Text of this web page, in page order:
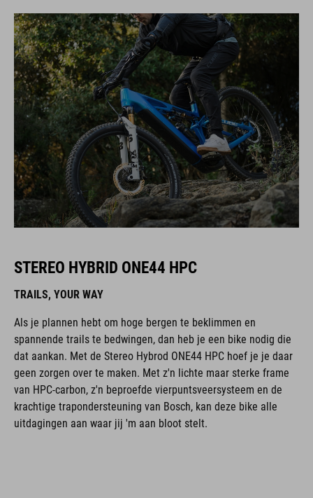
STEREO HYBRID ONE44 HPC
TRAILS, YOUR WAY
Als je plannen hebt om hoge bergen te beklimmen en
spannende trails te bedwingen, dan heb je een bike nodig die
dat aankan. Met de Stereo Hybrod ONE44 HPC hoef je je daar
geen zorgen over te maken. Met z'n lichte maar sterke frame
van HPC-carbon, z'n beproefde vierpuntsveersysteem en de
krachtige trapondersteuning van Bosch, kan deze bike alle
uitdagingen aan waar jij 'm aan bloot stelt.